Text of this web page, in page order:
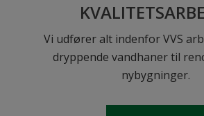
Vi udfører alt indenfor VVS
dryppende vandhaner til
nybygninger.